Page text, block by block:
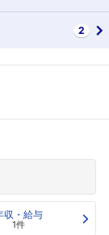
2
収・給与
1件